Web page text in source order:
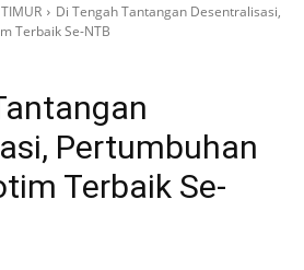
Di Tengah Tantangan Desentralisasi,
Terbaik Se-NTB
Pertumbuhan
Terbaik Se-